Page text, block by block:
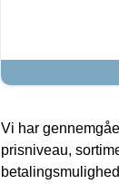
Vi har
prisniveau,